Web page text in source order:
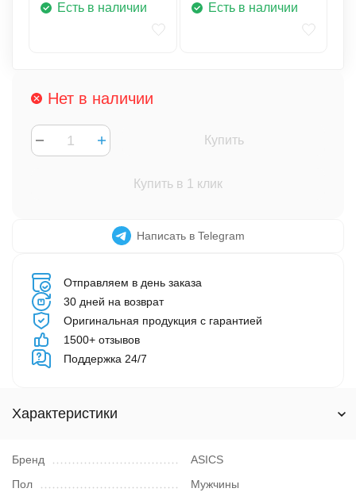
Есть в наличии Есть в наличии
Нет в наличии
Купить
Купить в 1 клик
Написать в Telegram
Отправляем в день заказа
30 дней на возврат
Оригинальная продукция с гарантией
1500+ отзывов
Поддержка 24/7
Характеристики
Бренд
ASICS
Пол
Мужчины